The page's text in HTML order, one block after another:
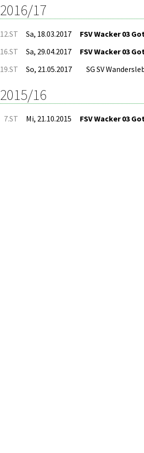
2016/17
12.ST Sa, 18.03.2017 FSV Wacker 03
16.ST Sa, 29.04.2017 FSV Wacker 03
19.ST So, 21.05.2017 SG SV
2015/16
7.ST Mi, 21.10.2015 FSV Wacker 03